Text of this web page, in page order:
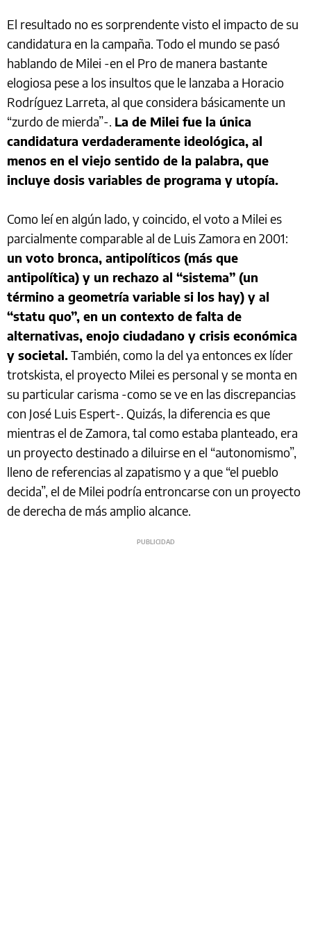
El resultado no es sorprendente visto el impacto de su
candidatura en la campaña. Todo el mundo se pasó
hablando de Milei -en el Pro de manera bastante
elogiosa pese a los insultos que le lanzaba a Horacio
Rodríguez Larreta, al que considera básicamente un
“zurdo de mierda”-. La de Milei fue la única
candidatura verdaderamente ideológica, al
menos en el viejo sentido de la palabra, que
incluye dosis variables de programa y utopía.
Como leí en algún lado, y coincido, el voto a Milei es
parcialmente comparable al de Luis Zamora en 2001:
un voto bronca, antipolíticos (más que
antipolítica) y un rechazo al “sistema” (un
término a geometría variable si los hay) y al
“statu quo”, en un contexto de falta de
alternativas, enojo ciudadano y crisis económica
y societal.También, como la del ya entonces ex líder
trotskista, el proyecto Milei es personal y se monta en
su particular carisma -como se ve en las discrepancias
con José Luis Espert-. Quizás, la diferencia es que
mientras el de Zamora, tal como estaba planteado, era
un proyecto destinado a diluirse en el “autonomismo”,
lleno de referencias al zapatismo y a que “el pueblo
decida”, el de Milei podría entroncarse con un proyecto
de derecha de más amplio alcance.